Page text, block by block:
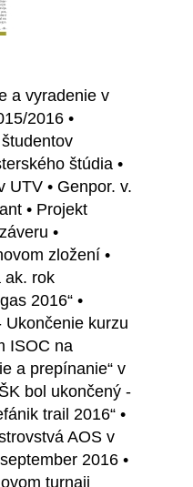
a vyradenie v
2016 •
štúdia •
UTV • Genpor. v.
• Projekt
•
zložení •
ak. rok
2016“ •
Ukončenie kurzu
ISOC na
a prepínanie“ v
bol ukončený -
trail 2016“ •
AOS v
2016 •
turnaji